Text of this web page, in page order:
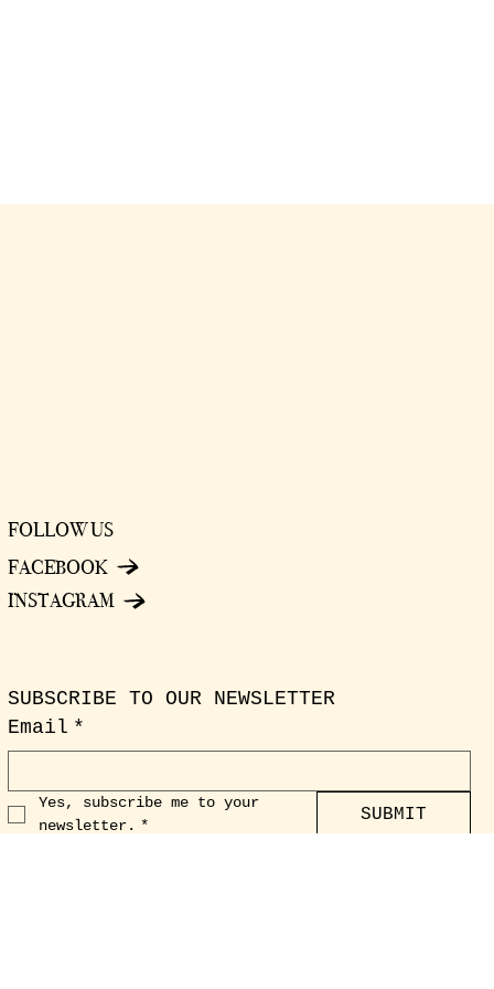
FOLLOW US
FACEBOOK
INSTAGRAM
SUBSCRIBE TO OUR NEWSLETTER
Email *
Yes, subscribe me to your
newsletter. *
SUBMIT